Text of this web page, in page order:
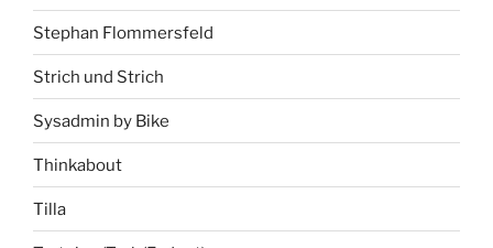
Stephan Flommersfeld
Strich und Strich
Sysadmin by Bike
Thinkabout
Tilla